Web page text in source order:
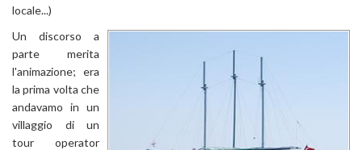
locale...)
Un discorso a
parte merita
l'animazione; era
la prima volta che
andavamo in un
villaggio di un
tour operator